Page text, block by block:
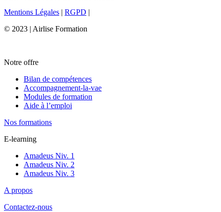
Mentions Légales | RGPD |
© 2023 | Airlise Formation
Notre offre
Bilan de compétences
Accompagnement-la-vae
Modules de formation
Aide à l’emploi
Nos formations
E-learning
Amadeus Niv. 1
Amadeus Niv. 2
Amadeus Niv. 3
A propos
Contactez-nous